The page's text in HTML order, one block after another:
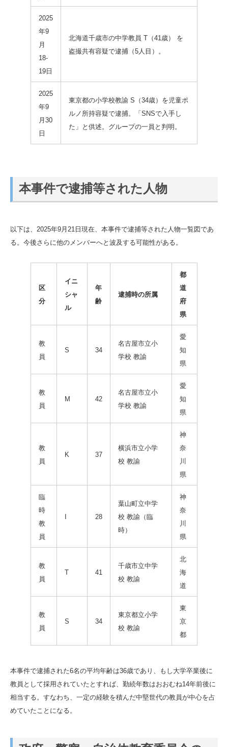
2025
年9
月
18-
19日
北海道千歳市の中学教員 T（41歳） を
盗撮共有容疑で逮捕（5人目）。
2025
年9
月30
日
東京都の小学校教諭 S（34歳）を児童ポ
ルノ所持容疑で逮捕。「SNSで入手し
た」と供述。グループの一員と判明。
本事件で逮捕等された人物
以下は、2025年9月21日現在、本事件で逮捕等された人物一覧図であ
る。今後さらに他のメンバーへと波及する可能性がある。
区
分
イニ
シャ
ル
年
齢
逮捕時の所属
都
道
府
県
教
員
S 34
名古屋市立小
学校 教諭
愛
知
県
教
員
M 42
名古屋市立小
学校 教諭
愛
知
県
教
員
K 37
横浜市立小学
校 教諭
神
奈
川
県
臨
時
教
員
I 28
葉山町立中学
校 教諭（臨
時）
神
奈
川
県
教
員
T 41
千歳市立中学
校 教諭
北
海
道
教
員
S 34
東京都立小学
校 教諭
東
京
都
本事件で逮捕された6名の平均年齢は36歳であり、もし大学卒業後に
教員として採用されていたとすれば、勤続年数はおおむね14年前後に
相当する。すなわち、一定の経験を積んだ中堅世代の教員が中心を占
めていたことになる。